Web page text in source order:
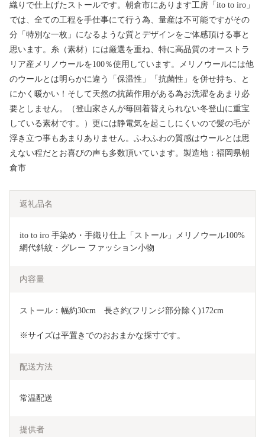
織りで仕上げたストールです。朝倉市にあります工房「ito to iro」
では、全ての工程を手仕事にて行う為、量産は不可能ですがその
分「特別な一枚」になるような質とデザインをご体感頂ける事と
思います。糸（素材）には厳選を重ね、特に高品質のオーストラ
リア産メリノウールを100％使用しています。メリノウールには他
のウールとは明らかに違う「保温性」「抗菌性」を併せ持ち、と
にかく暖かい！そして天然の抗菌作用がある為お洗濯をあまり必
要としません。（登山家さんが毎回着替えられない冬登山に重宝
している素材です。）更には静電気を起こしにくいので髪の毛が
浮き立つ事もあまりありません。ふわふわの質感はウールとは思
えない程だとお喜びの声も多数頂いています。製造地：福岡県朝
倉市
返礼品名
ito to iro 手染め・手織り仕上「ストール」メリノウール100%
網代斜紋・グレー ファッション小物
内容量
ストール：幅約30cm　長さ約(フリンジ部分除く)172cm
※サイズは平置きでのおおまかな採寸です。
配送方法
常温配送
提供者